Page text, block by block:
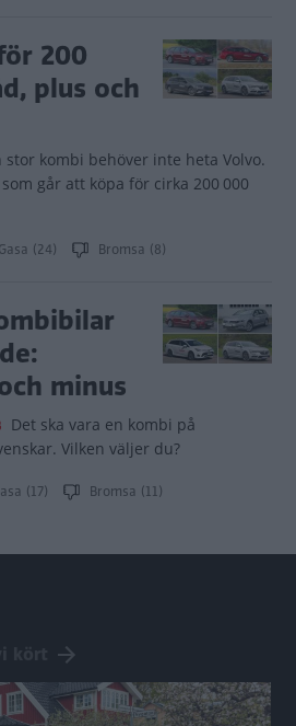
200
plus och
stor kombi behöver inte heta Volvo.
går att köpa för cirka 200 000
Gasa (24) Bromsa (8)
minus
Det ska vara en kombi på
Vilken väljer du?
(17) Bromsa (11)